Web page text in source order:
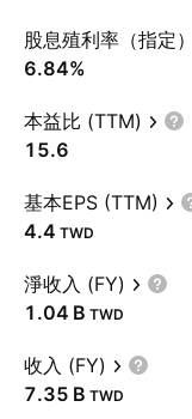
股息殖利率（指定）
6.84%
本益比 (TTM)
15.6
基本EPS (TTM)
4.4 TWD
淨收入 (FY)
‪1.04 B‬ TWD
收入 (FY)
‪7.35 B‬ TWD